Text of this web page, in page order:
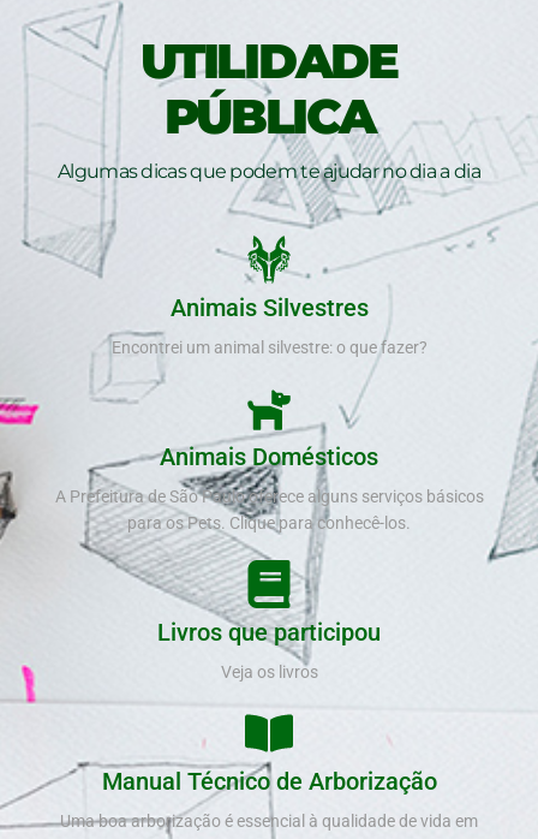
UTILIDADE
PÚBLICA
Algumas dicas que podem te ajudar no dia a dia
Animais Silvestres
Encontrei um animal silvestre: o que fazer?
Animais Domésticos
A Prefeitura de São Paulo oferece alguns serviços básicos
para os Pets. Clique para conhecê-los.
Livros que participou
Veja os livros
Manual Técnico de Arborização
Uma boa arborização é essencial à qualidade de vida em